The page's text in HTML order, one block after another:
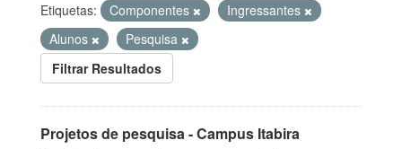
Etiquetas: Componentes
Ingressantes
Alunos
Pesquisa
Filtrar Resultados
Projetos de pesquisa - Campus Itabira